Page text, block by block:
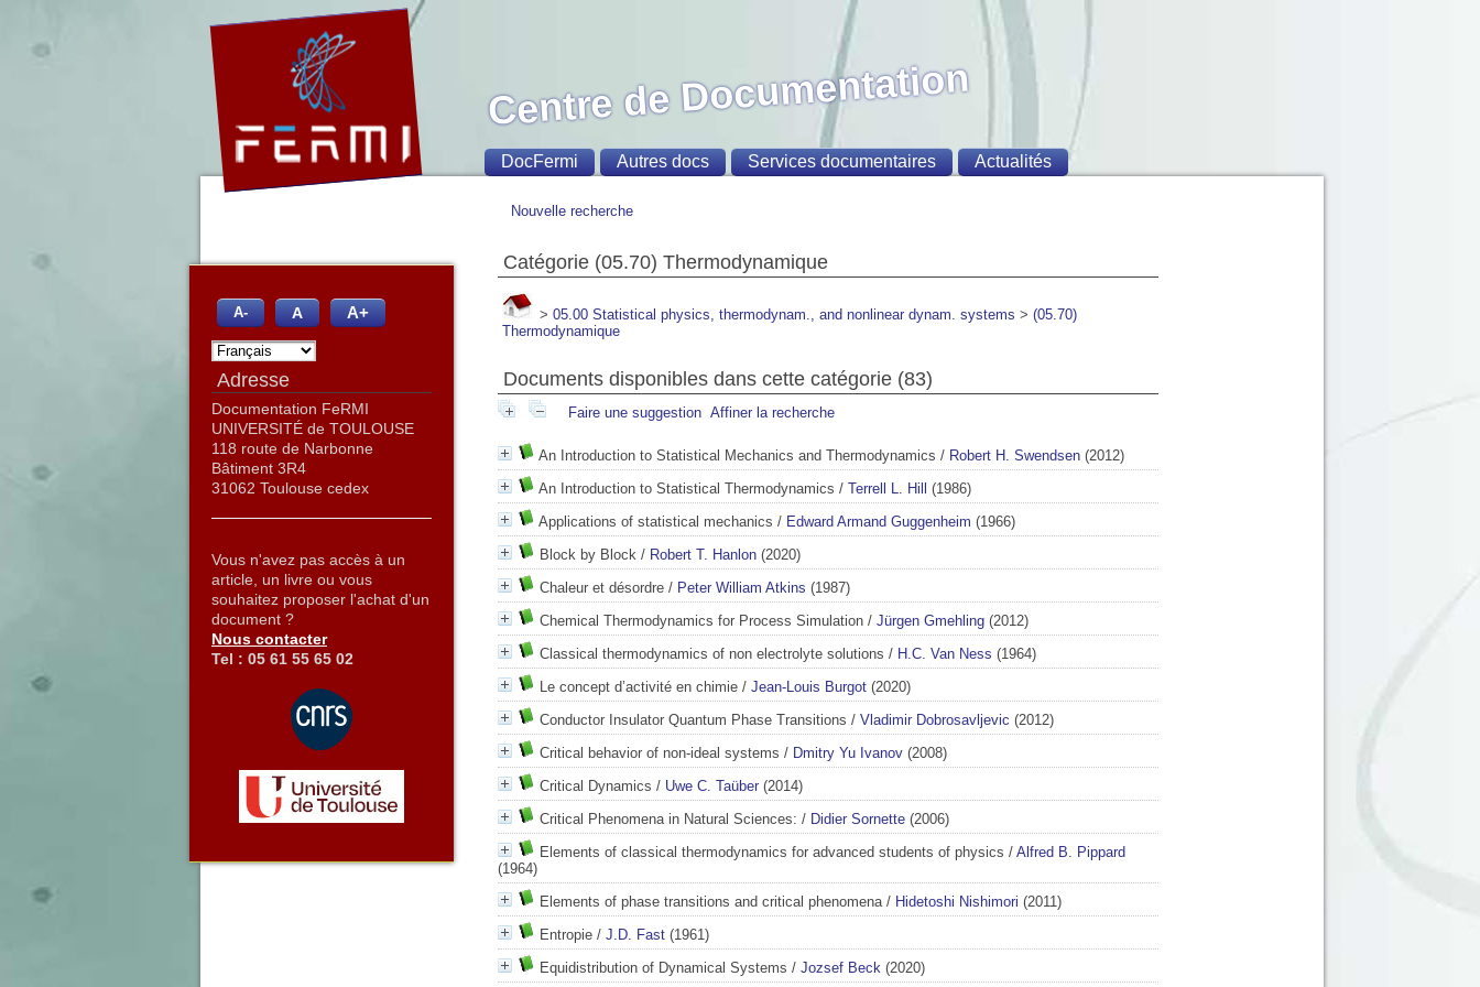
Nouvelle recherche
Catégorie (05.70) Thermodynamique
> 05.00 Statistical physics, thermodynam., and nonlinear dynam. systems > (05.70)
Thermodynamique
Documents disponibles dans cette catégorie (83)
Faire une suggestion Affiner la recherche
An Introduction to Statistical Mechanics and Thermodynamics / Robert H. Swendsen (2012)
An Introduction to Statistical Thermodynamics / Terrell L. Hill
(1986)
Applications of statistical mechanics / Edward Armand Guggenheim (1966)
Block by Block / Robert T. Hanlon (2020)
Chaleur et désordre / Peter William Atkins (1987)
Chemical Thermodynamics for Process Simulation / Jürgen Gmehling (2012)
Classical thermodynamics of non electrolyte solutions / H.C. Van Ness (1964)
Le concept d’activité en chimie / Jean-Louis Burgot (2020)
Conductor Insulator Quantum Phase Transitions / Vladimir Dobrosavljevic (2012)
Critical behavior of non-ideal systems / Dmitry Yu Ivanov (2008)
Critical Dynamics / Uwe C. Taüber (2014)
Critical Phenomena in Natural Sciences: / Didier Sornette (2006)
Elements of classical thermodynamics for advanced students of physics / Alfred B. Pippard
(1964)
Elements of phase transitions and critical phenomena/ Hidetoshi Nishimori (2011)
Entropie / J.D. Fast (1961)
Equidistribution of Dynamical Systems / Jozsef Beck (2020)
Centre de Documentation
DocFermi Autres docs Services documentaires Actualités
A- A A+
Adresse
Documentation FeRMI
UNIVERSITÉ de TOULOUSE
118 route de Narbonne
Bâtiment 3R4
31062 Toulouse cedex
Vous n'avez pas accès à un
article, un livre ou vous
souhaitez proposer l'achat d'un
document ?
Nous contacter
Tel : 05 61 55 65 02